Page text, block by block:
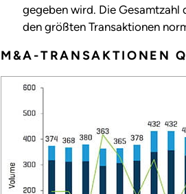
gegeben wird. Die Gesamtzahl
den größten Transaktionen
M&A-TRANSAKTIONEN